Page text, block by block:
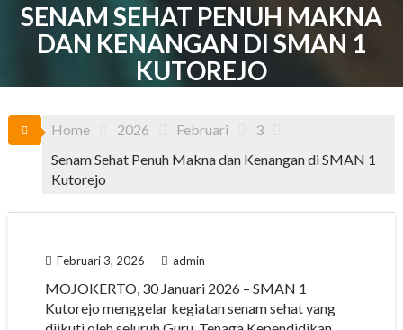
SENAM SEHAT PENUH MAKNA
DAN KENANGAN DI SMAN 1
KUTOREJO
Home 2026 Februari
3
Senam Sehat Penuh Makna dan Kenangan di SMAN 1
Kutorejo
Februari 3, 2026 admin
MOJOKERTO, 30 Januari 2026 – SMAN 1
Kutorejo menggelar kegiatan senam sehat yang